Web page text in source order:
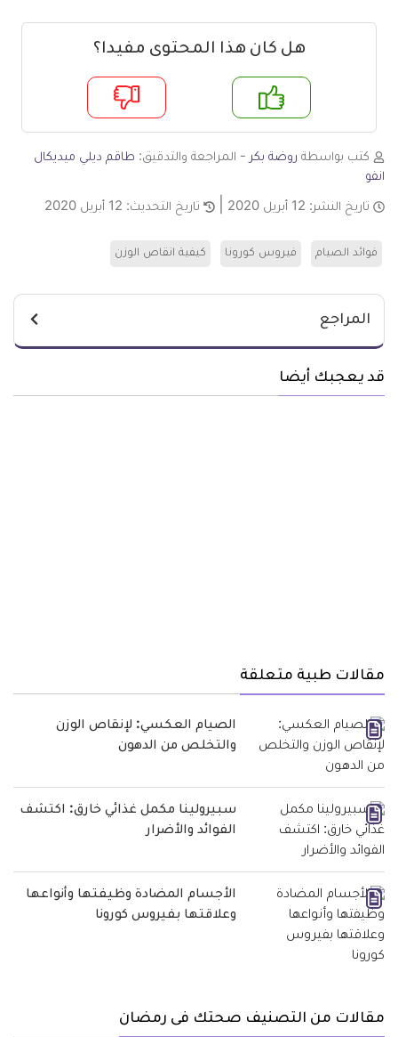
هل كان هذا المحتوى مفيدا؟
لا
كتب بواسطة روضة بكر - المراجعة والتدقيق: طاقم ديلي ميديكال
انفو
تاريخ النشر: 12 أبريل 2020 تاريخ التحديث: 12 أبريل 2020
فوائد الصيام فيروس كورونا كيفية انقاص الوزن
المراجع
قد يعجبك أيضا
مقالات طبية متعلقة
الصيام العكسي: لإنقاص الوزن
والتخلص من الدهون
سبيرولينا مكمل غذائي خارق: اكتشف
الفوائد والأضرار
الأجسام المضادة وظيفتها وأنواعها
وعلاقتها بفيروس كورونا
مقالات من التصنيف صحتك فى رمضان